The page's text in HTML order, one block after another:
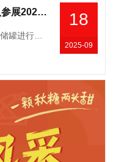
18
2025-09
重磅亮相！普瑞泰格安全设备确认参展2025南京秋糖，揭秘智慧安防新解决方案